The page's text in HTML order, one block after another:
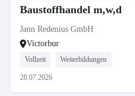
Baustoffhandel m,w,d
Jann Redenius GmbH
Victorbur
Vollzeit Weiterbildungen
28.07.2026